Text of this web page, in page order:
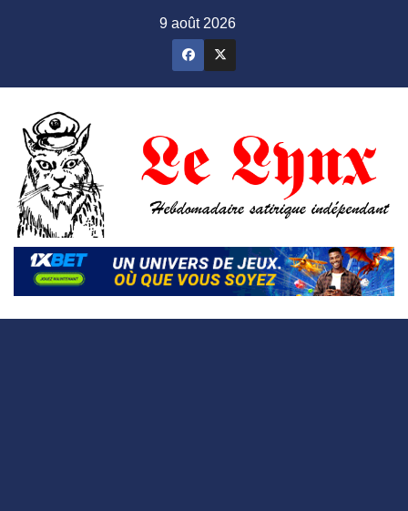
9 août 2026